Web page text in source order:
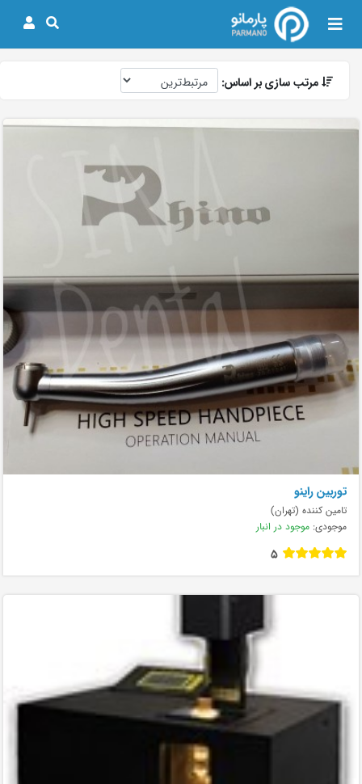
مرتب سازی بر اساس:
توربین راینو
تامین کننده (تهران)
موجودی: موجود در انبار
5